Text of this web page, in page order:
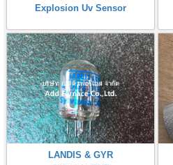
Explosion Uv Sensor
LANDIS & GYR